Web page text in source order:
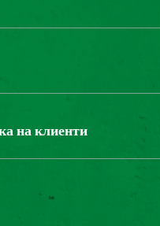
ГРУП
на клиенти
се с нас
на уебсайта: не е съвместим